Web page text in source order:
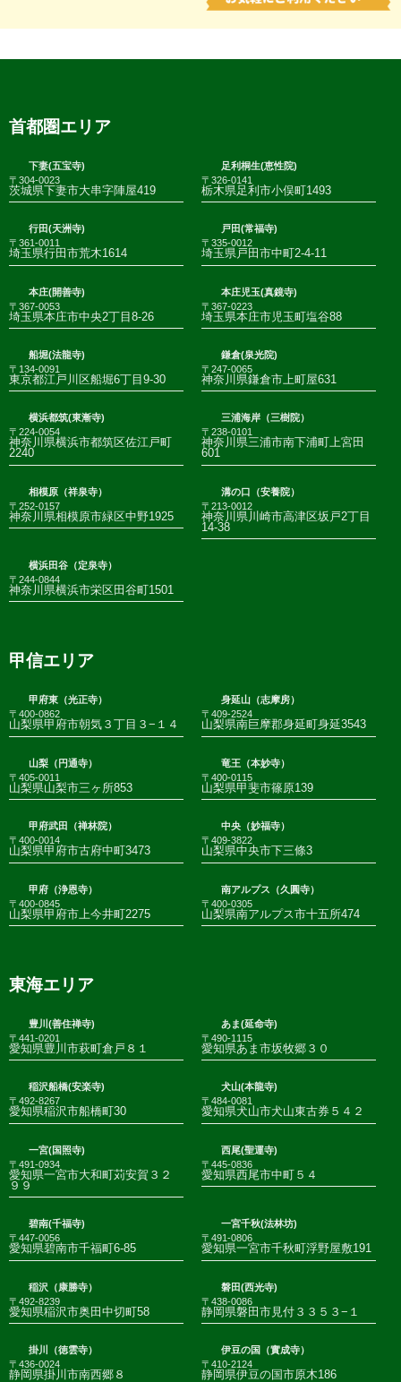
首都圏エリア
下妻(五宝寺)
〒304-0023
茨城県下妻市大串字陣屋419
足利桐生(恵性院)
〒326-0141
栃木県足利市小俣町1493
行田(天洲寺)
〒361-0011
埼玉県行田市荒木1614
戸田(常福寺)
〒335-0012
埼玉県戸田市中町2-4-11
本庄(開善寺)
〒367-0053
埼玉県本庄市中央2丁目8-26
本庄児玉(真鏡寺)
〒367-0223
埼玉県本庄市児玉町塩谷88
船堀(法龍寺)
〒134-0091
東京都江戸川区船堀6丁目9-30
鎌倉(泉光院)
〒247-0065
神奈川県鎌倉市上町屋631
横浜都筑(東漸寺)
〒224-0054
神奈川県横浜市都筑区佐江戸町
2240
三浦海岸（三樹院）
〒238-0101
神奈川県三浦市南下浦町上宮田
601
相模原（祥泉寺）
〒252-0157
神奈川県相模原市緑区中野1925
溝の口（安養院）
〒213-0012
神奈川県川崎市高津区坂戸2丁目
14-38
横浜田谷（定泉寺）
〒244-0844
神奈川県横浜市栄区田谷町1501
甲信エリア
甲府東（光正寺）
〒400-0862
山梨県甲府市朝気３丁目３−１４
身延山（志摩房）
〒409-2524
山梨県南巨摩郡身延町身延3543
山梨（円通寺）
〒405-0011
山梨県山梨市三ヶ所853
竜王（本妙寺）
〒400-0115
山梨県甲斐市篠原139
甲府武田（禅林院）
〒400-0014
山梨県甲府市古府中町3473
中央（妙福寺）
〒409-3822
山梨県中央市下三條3
甲府（浄恩寺）
〒400-0845
山梨県甲府市上今井町2275
南アルプス（久圓寺）
〒400-0305
山梨県南アルプス市十五所474
東海エリア
豊川(善住禅寺)
〒441-0201
愛知県豊川市萩町倉戸８１
あま(延命寺)
〒490-1115
愛知県あま市坂牧郷３０
稲沢船橋(安楽寺)
〒492-8267
愛知県稲沢市船橋町30
犬山(本龍寺)
〒484-0081
愛知県犬山市犬山東古券５４２
一宮(国照寺)
〒491-0934
愛知県一宮市大和町苅安賀３２
９９
西尾(聖運寺)
〒445-0836
愛知県西尾市中町５４
碧南(千福寺)
〒447-0056
愛知県碧南市千福町6-85
一宮千秋(法林坊)
〒491-0806
愛知県一宮市千秋町浮野屋敷191
稲沢（康勝寺）
〒492-8239
愛知県稲沢市奥田中切町58
磐田(西光寺)
〒438-0086
静岡県磐田市見付３３５３−１
掛川（徳雲寺）
〒436-0024
静岡県掛川市南西郷８
伊豆の国（實成寺）
〒410-2124
静岡県伊豆の国市原木186